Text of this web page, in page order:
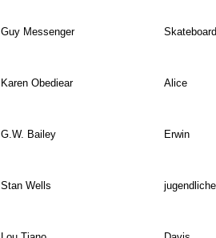
Guy Messenger
Karen Obediear Alice
G.W. Bailey Erwin
Stan Wells